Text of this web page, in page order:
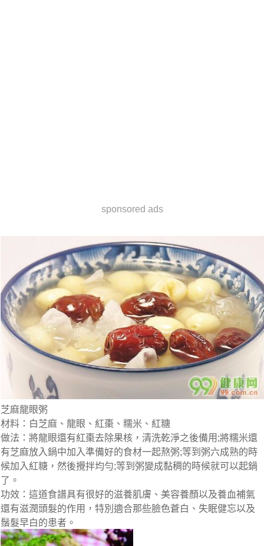
sponsored ads
芝麻龍眼粥
材料：白芝麻、龍眼、紅棗、糯米、紅糖
做法：將龍眼還有紅棗去除果核，清洗乾淨之後備用;將糯米還
有芝麻放入鍋中加入準備好的食材一起熬粥;等到粥六成熟的時
候加入紅糖，然後攪拌均勻;等到粥變成黏稠的時候就可以起鍋
了。
功效：這道食譜具有很好的滋養肌膚、美容養顏以及養血補氣
還有滋潤頭髮的作用，特別適合那些臉色蒼白、失眠健忘以及
鬚髮早白的患者。